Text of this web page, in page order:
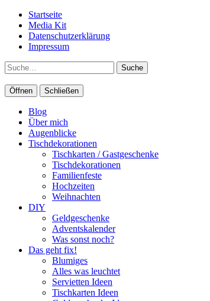
Startseite
Media Kit
Datenschutzerklärung
Impressum
Suche
Öffnen Schließen
Blog
Über mich
Augenblicke
Tischdekorationen
Tischkarten / Gastgeschenke
Tischdekorationen
Familienfeste
Hochzeiten
Weihnachten
DIY
Geldgeschenke
Adventskalender
Was sonst noch?
Das geht fix!
Blumiges
Alles was leuchtet
Servietten Ideen
Tischkarten Ideen